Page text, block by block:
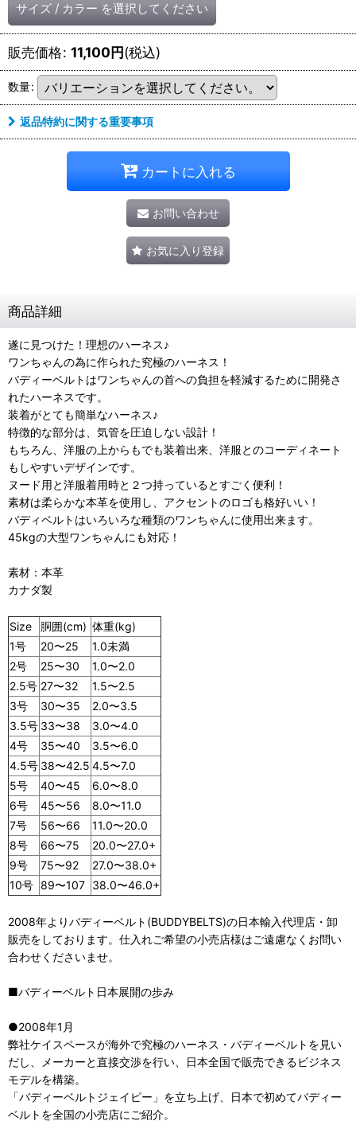
サイズ / カラー を選択してください
販売価格: 11,100円(税込)
数量:
返品特約に関する重要事項
カートに入れる
お問い合わせ
お気に入り登録
商品詳細
遂に見つけた！理想のハーネス♪
ワンちゃんの為に作られた究極のハーネス！
バディーベルトはワンちゃんの首への負担を軽減するために開発さ
れたハーネスです。
装着がとても簡単なハーネス♪
特徴的な部分は、気管を圧迫しない設計！
もちろん、洋服の上からもでも装着出来、洋服とのコーディネート
もしやすいデザインです。
ヌード用と洋服着用時と２つ持っているとすごく便利！
素材は柔らかな本革を使用し、アクセントのロゴも格好いい！
バディベルトはいろいろな種類のワンちゃんに使用出来ます。
45kgの大型ワンちゃんにも対応！
素材：本革
カナダ製
Size 胴囲(cm) 体重(kg)
1号
20〜25
1.0未満
2号
25〜30
1.0〜2.0
2.5号 27〜32
1.5〜2.5
3号
30〜35
2.0〜3.5
3.5号 33〜38
3.0〜4.0
4号
35〜40
3.5〜6.0
4.5号 38〜42.5 4.5〜7.0
5号
40〜45
6.0〜8.0
6号
45〜56
8.0〜11.0
7号
56〜66
11.0〜20.0
8号
66〜75
20.0〜27.0+
9号
75〜92
27.0〜38.0+
10号 89〜107 38.0〜46.0+
2008年よりバディーベルト(BUDDYBELTS)の日本輸入代理店・卸
販売をしております。仕入れご希望の小売店様はご遠慮なくお問い
合わせくださいませ。
■バディーベルト日本展開の歩み
●2008年1月
弊社ケイスペースが海外で究極のハーネス・バディーベルトを見い
だし、メーカーと直接交渉を行い、日本全国で販売できるビジネス
モデルを構築。
「バディーベルトジェイピー」を立ち上げ、日本で初めてバディー
ベルトを全国の小売店にご紹介。